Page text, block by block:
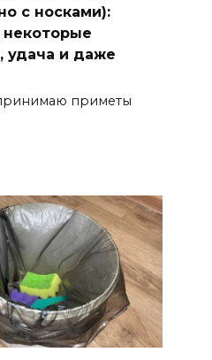
с носками):
некоторые
удача и даже
приметы